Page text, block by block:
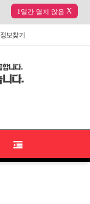
1일간 열지 않음 X
정보찾기